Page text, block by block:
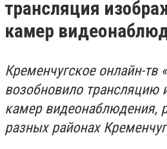
трансляция
камер
Кременчугское онлайн-тв
возобновило трансляцию
камер видеонаблюдения,
разных районах